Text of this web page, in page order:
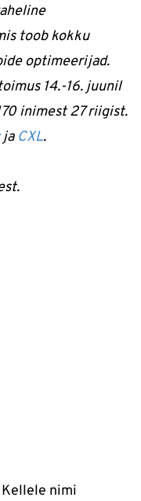
toob kokku
optimeerijad.
14.-16. juunil
inimest 27 riigist.
ja CXL.
Kellele nimi